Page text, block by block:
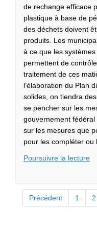
de rechange efficace
plastique à base de
des déchets doivent
produits. Les
à ce que les
permettent de
traitement de ces
l’élaboration du Plan
solides, on tiendra
se pencher sur les
gouvernement
sur les mesures que
pour les compléter ou
Poursuivre la lecture
Précédent 1 2